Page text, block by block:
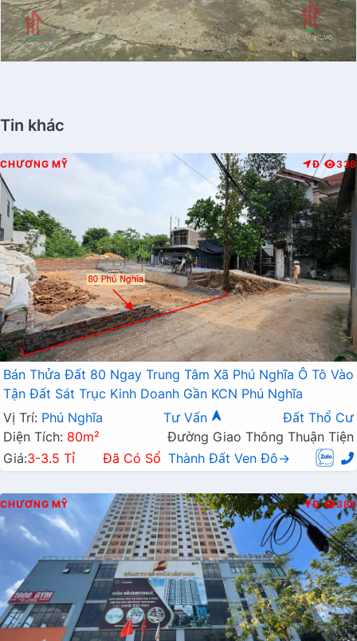
Tin khác
CHƯƠNG MỸ Đ 338
Bán Thửa Đất 80 Ngay Trung Tâm Xã Phú Nghĩa Ô Tô Vào
Tận Đất Sát Trục Kinh Doanh Gần KCN Phú Nghĩa
Vị Trí: Phú Nghĩa Tư Vấn
Đất Thổ Cư
Diện Tích: 80m²
Đường Giao Thông Thuận Tiện
Giá:3-3.5 Tỉ Đã Có Sổ Thành Đất Ven Đô→
CHƯƠNG MỸ Đ 380